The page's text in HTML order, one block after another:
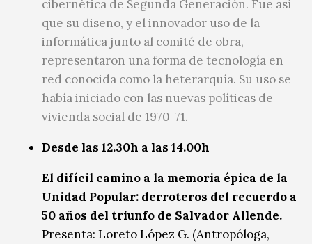
cibernética de Segunda Generación. Fue así
que su diseño, y el innovador uso de la
informática junto al comité de obra,
representaron una forma de tecnología en
red conocida como la heterarquía. Su uso se
había iniciado con las nuevas políticas de
vivienda social de 1970-71.
Desde las 12.30h a las 14.00h
El difícil camino a la memoria épica de la
Unidad Popular: derroteros del recuerdo a
50 años del triunfo de Salvador Allende.
Presenta: Loreto López G. (Antropóloga,